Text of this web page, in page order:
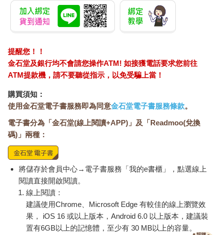
裁剪掉了，營造出我和索拉拉單獨進入哺乳室的假象。
「久遠永遠確實曾和被害人一起出現在命案現場。」
「不是的！當時我也在場，並不只有她們兩個人！」琵絲大叫，
我漸漸明白瑪娜和艾莉娜的作戰方針了。先用綁架的罪嫌，讓人
對我留下「大壞蛋」的印象。接著用錄音資料證明我有殺意，再
用裁剪過的照片當作情況證據。像慢慢勒緊繩子般，將我逼入絕
不過，由於前兩項證據已失效，我方應該還是占上風。關鍵在於
檢方隊的卡片張數。我們只剩下三張卡片。假如瑪娜她們擁有八
「這次別理會她們。」
艾莉娜看我們沒有動靜，再次用手指夾起卡片。
「再來，我們要提出被告購買花生巧克力的證據。」
接著出現的是超商的影片。
「教師」的螢幕再次分成兩半，開始播放店裡的監視器畫面，上
面拍到我正在購買巧克力。
「這次也不要理會。」
「嗯！」
陪審員開始用懷疑的眼光看向我。
但是，這只能證明我有購買巧克力，無法證明我讓索拉拉吃了
提醒您！！
金石堂及銀行均不會請您操作ATM! 如接獲電話要求您前往
ATM提款機，請不要聽從指示，以免受騙上當！
購買須知：
使用金石堂電子書服務即為同意金石堂電子書服務條款。
電子書分為「金石堂(線上閱讀+APP)」及「Readmoo(兌換
碼)」兩種：
將儲存於會員中心→電子書服務「我的e書櫃」，點選線上
閱讀直接開啟閱讀。
線上閱讀：
建議使用Chrome、Microsoft Edge 有較佳的線上瀏覽效
果， iOS 16 或以上版本，Android 6.0 以上版本，建議裝
置有6GB以上的記憶體，至少有 30 MB以上的容量。